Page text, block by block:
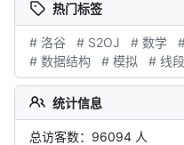
热门标签
# 洛谷 # S2OJ # 数学
# 数据结构
# 模拟 # 线
统计信息
总访客数：96094 人